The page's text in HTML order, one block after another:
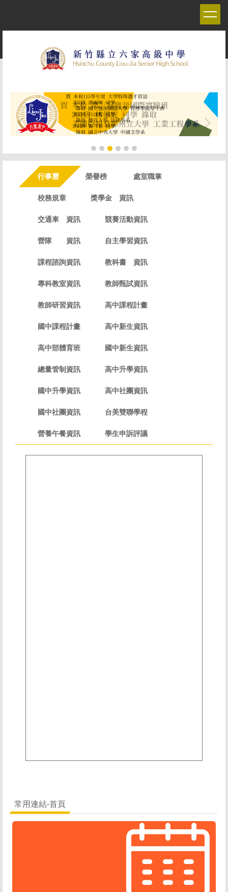
行事曆 榮譽榜 處室職掌
校務規章 獎學金 資訊
交通車 資訊 競賽活動資訊
營隊 資訊 自主學習資訊
課程諮詢資訊 教科書 資訊
專科教室資訊 教師甄試資訊
教師研習資訊 高中課程計畫
國中課程計畫 高中新生資訊
高中部體育班 國中新生資訊
總量管制資訊 高中升學資訊
國中升學資訊 高中社團資訊
國中社團資訊 台美雙聯學程
營養午餐資訊 學生申訴評議
常用連結-首頁